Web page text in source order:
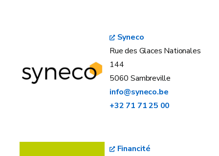
Syneco
Rue des Glaces Nationales
144
5060 Sambreville
info@syneco.be
+32 71 71 25 00
Financité